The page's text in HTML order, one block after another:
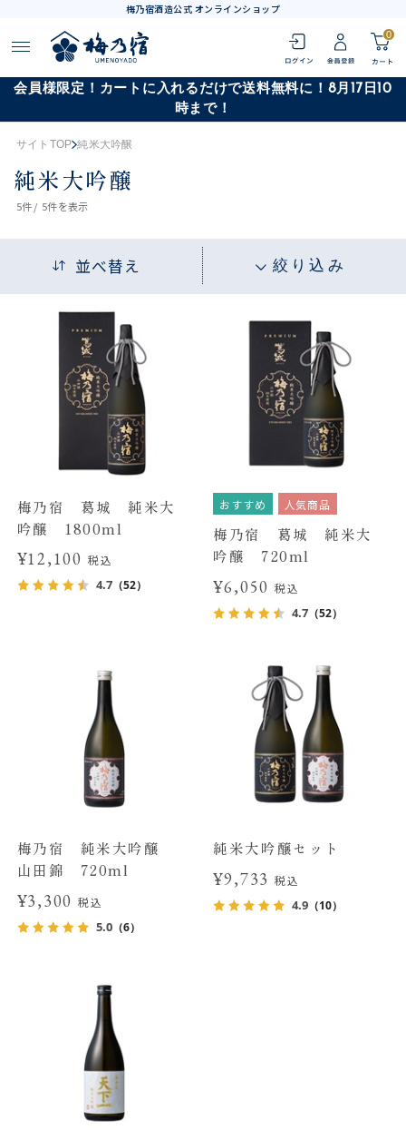
梅乃宿酒造公式 オンラインショップ
0
会員様限定！カートに入れるだけで送料無料に！8月17日10
時まで！
サイトTOP 純米大吟醸
純米大吟醸
5件 / 5件を表示
並べ替え 絞り込み
梅乃宿 葛城 純米大
吟醸 1800ml
¥12,100 税込
4.7（52）
おすすめ 人気商品
梅乃宿 葛城 純米大
吟醸 720ml
¥6,050 税込
4.7 （52）
梅乃宿 純米大吟醸
山田錦 720ml
¥3,300税込
5.0（6）
純米大吟醸セット
¥9,733 税込
4.9 （10）